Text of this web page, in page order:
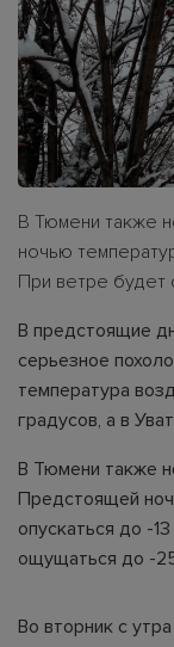
В Тюмени также
ночью
При ветре будет
В предстоящие
серьезное
температура
градусов, а в
В Тюмени также
Предстоящей
опускаться до -
ощущаться до -
Во вторник с